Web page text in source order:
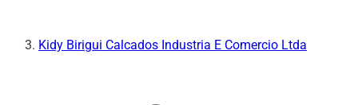
Kidy Birigui Calcados Industria E Comercio Ltda